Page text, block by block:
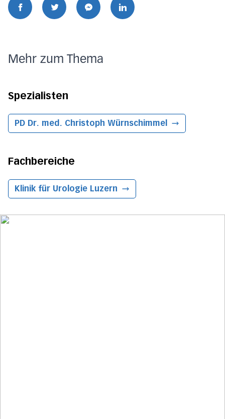
Mehr zum Thema
Spezialisten
PD Dr. med. Christoph Würnschimmel
Fachbereiche
Klinik für Urologie Luzern